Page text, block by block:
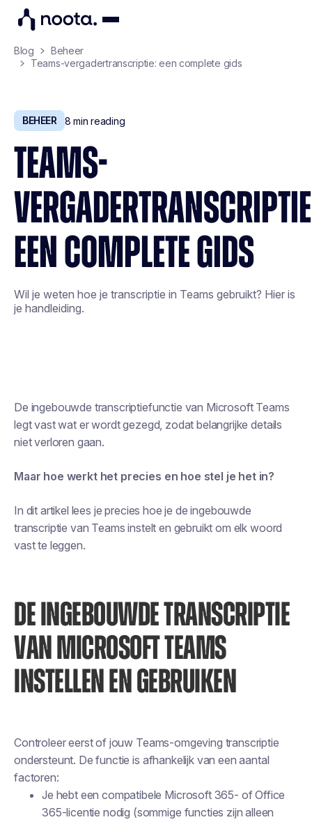
Blog
Beheer
Teams-vergadertranscriptie: een complete gids
BEHEER 8 min reading
TEAMS-
EEN COMPLETE GIDS
Wil je weten hoe je transcriptie in Teams gebruikt? Hier is
je handleiding.
De ingebouwde transcriptiefunctie van Microsoft Teams
legt vast wat er wordt gezegd, zodat belangrijke details
niet verloren gaan.
Maar hoe werkt het precies en hoe stel je het in?
In dit artikel lees je precies hoe je de ingebouwde
transcriptie van Teams instelt en gebruikt om elk woord
vast te leggen.
DE INGEBOUWDE TRANSCRIPTIE
VAN MICROSOFT TEAMS
INSTELLEN EN GEBRUIKEN
Controleer eerst of jouw Teams-omgeving transcriptie
ondersteunt. De functie is afhankelijk van een aantal
factoren:
Je hebt een compatibele Microsoft 365- of Office
365-licentie nodig (sommige functies zijn alleen